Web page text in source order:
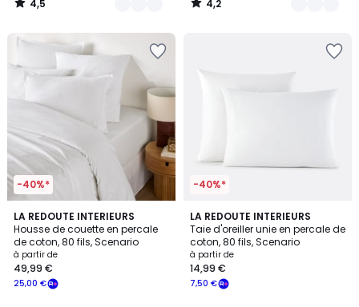
€
programme
payer
la
place
15,00
€.
4,5
/
4,2
/
-40%*
LA REDOUTE INTERIEURS
Housse de couette en percale
de coton, 80 fils, Scenario
à partir de
25,00 €
49,99 €
4,3
/ 5
19
Couleurs
-40%*
LA REDOUTE INTERIEURS
Taie d'oreiller unie en percale de
coton, 80 fils, Scenario
à partir de
7,50 €
14,99 €
4,3
/ 5
19
Couleurs